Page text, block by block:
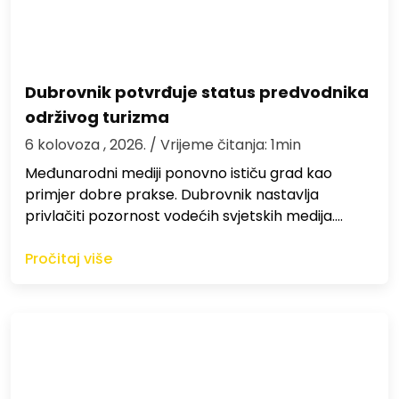
Dubrovnik potvrđuje status predvodnika
održivog turizma
6 kolovoza , 2026. / Vrijeme čitanja: 1min
Međunarodni mediji ponovno ističu grad kao
primjer dobre prakse. Dubrovnik nastavlja
privlačiti pozornost vodećih svjetskih medija.…
Pročitaj više